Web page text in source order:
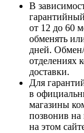
В
от 12 до 60
обменять
дней. Обмен/
отделениях
доставки.
Для
в
магазины
позвонив
на этом